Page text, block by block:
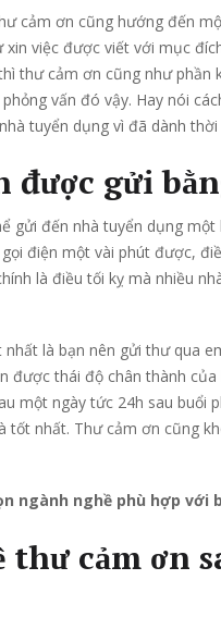
cảm ơn cũng hướng đến
xin việc được viết với mục
thư cảm ơn cũng như
vấn đó vậy. Hay nói
tuyển dụng vì đã dành
được gửi
gửi đến nhà tuyển dụng
điện một vài phút được,
là điều tối kỵ mà nhiều
là bạn nên gửi thư qua
được thái độ chân thành
một ngày tức 24h sau buổi
tốt nhất. Thư cảm ơn cũng
ngành nghề phù hợp với
thư cảm ơn